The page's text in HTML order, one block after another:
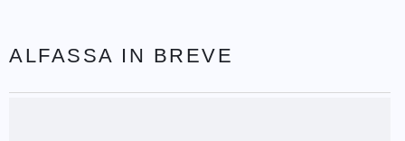
ALFASSA IN BREVE